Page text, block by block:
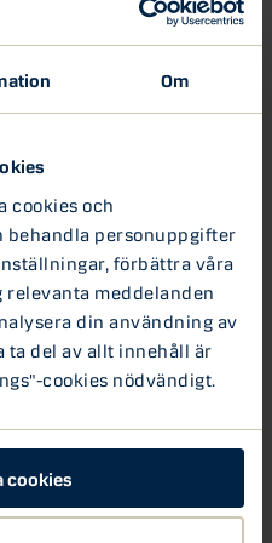
Om
cookies och
personuppgifter
förbättra våra
meddelanden
din användning av
ta del av allt innehåll är
cookies nödvändigt.
cookies
ställa in under ”Hjälp &
genom att planera för
räkningar och
med lite planering. Lite
kan löna sig genom
och missnöjda
redan innan lägga in de
i framtiden, komma
om att motta räkningar
eller delegera ansvar
app ”Mobile Business”
Business
gratis till både mobil